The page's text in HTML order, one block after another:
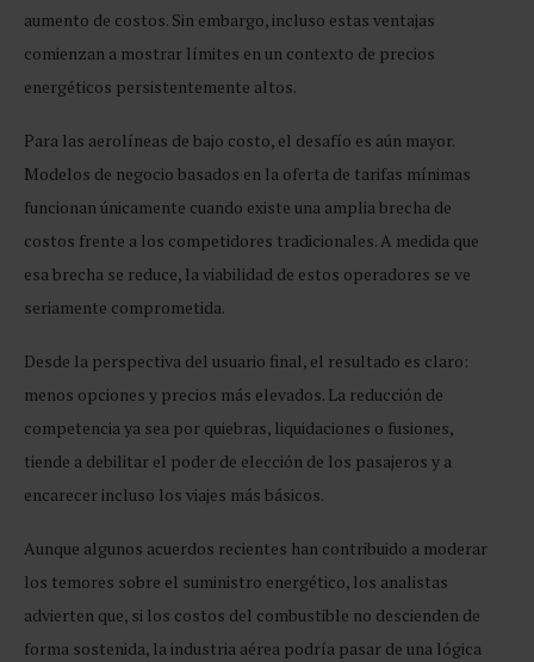
aumento de costos. Sin embargo, incluso estas ventajas
comienzan a mostrar límites en un contexto de precios
energéticos persistentemente altos.
Para las aerolíneas de bajo costo, el desafío es aún mayor.
Modelos de negocio basados en la oferta de tarifas mínimas
funcionan únicamente cuando existe una amplia brecha de
costos frente a los competidores tradicionales. A medida que
esa brecha se reduce, la viabilidad de estos operadores se ve
seriamente comprometida.
Desde la perspectiva del usuario final, el resultado es claro:
menos opciones y precios más elevados. La reducción de
competencia ya sea por quiebras, liquidaciones o fusiones,
tiende a debilitar el poder de elección de los pasajeros y a
encarecer incluso los viajes más básicos.
Aunque algunos acuerdos recientes han contribuido a moderar
los temores sobre el suministro energético, los analistas
advierten que, si los costos del combustible no descienden de
forma sostenida, la industria aérea podría pasar de una lógica